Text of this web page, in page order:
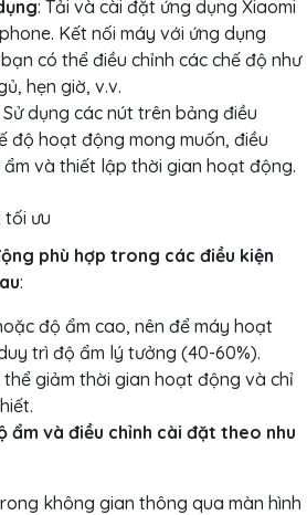
: Tải và cài đặt ứng dụng Xiaomi
Kết nối máy với ứng dụng
có thể điều chỉnh các chế độ như
hẹn giờ, v.v.
Sử dụng các nút trên bảng điều
độ hoạt động mong muốn, điều
ẩm và thiết lập thời gian hoạt động.
tối ưu
phù hợp trong các điều kiện
:
độ ẩm cao, nên để máy hoạt
trì độ ẩm lý tưởng (40-60%).
giảm thời gian hoạt động và chỉ
ẩm và điều chỉnh cài đặt theo nhu
không gian thông qua màn hình